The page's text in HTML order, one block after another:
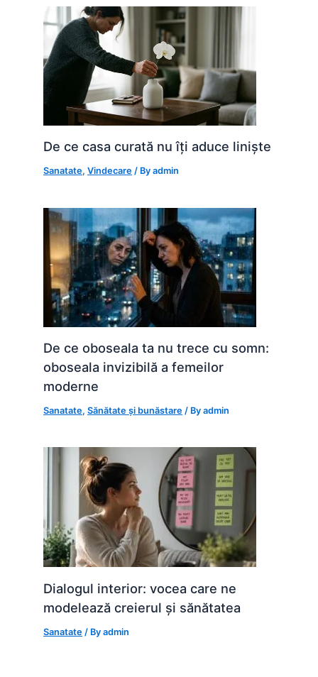
De ce casa curată nu îți aduce liniște
Sanatate,Vindecare / Byadmin
De ce oboseala ta nu trece cu somn:
oboseala invizibilă a femeilor
moderne
Sanatate,Sănătate și bunăstare / Byadmin
Dialogul interior: vocea care ne
modelează creierul și sănătatea
Sanatate / Byadmin